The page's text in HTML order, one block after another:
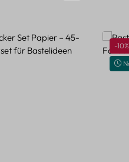
-10%